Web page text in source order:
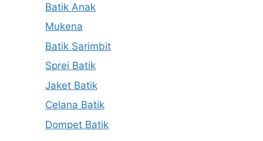
Batik Anak
Mukena
Batik Sarimbit
Sprei Batik
Jaket Batik
Celana Batik
Dompet Batik